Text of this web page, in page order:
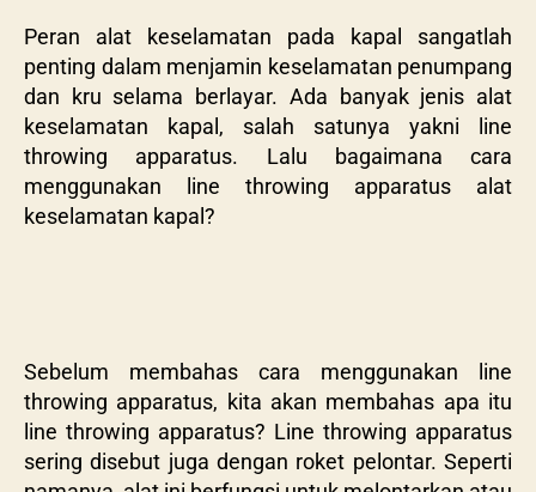
Peran alat keselamatan pada kapal sangatlah
penting dalam menjamin keselamatan penumpang
dan kru selama berlayar. Ada banyak jenis alat
keselamatan kapal, salah satunya yakni line
throwing apparatus. Lalu bagaimana cara
menggunakan line throwing apparatus alat
keselamatan kapal?
Sebelum membahas cara menggunakan line
throwing apparatus, kita akan membahas apa itu
line throwing apparatus? Line throwing apparatus
sering disebut juga dengan roket pelontar. Seperti